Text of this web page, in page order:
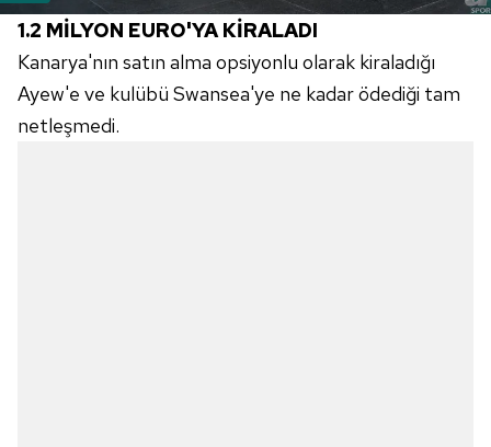
1.2 MİLYON EURO'YA KİRALADI
Kanarya'nın satın alma opsiyonlu olarak kiraladığı
Ayew'e ve kulübü Swansea'ye ne kadar ödediği tam
netleşmedi.